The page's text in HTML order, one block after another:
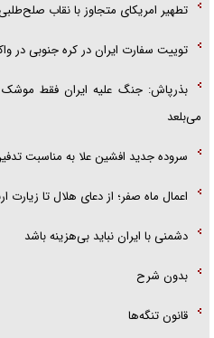
تطهیر امریکای متجاوز با نقاب
توییت سفارت ایران در کره جنوبی در
بذرپاش: ‏جنگ علیه ایران فقط موشک
می‌بلعد
سروده جدید افشین علا به مناسبت
اعمال ماه صفر؛ از دعای هلال تا زیارت
دشمنی با ایران نباید بی‌هزینه باشد
بدون شرح
قانون تنگه‌ها